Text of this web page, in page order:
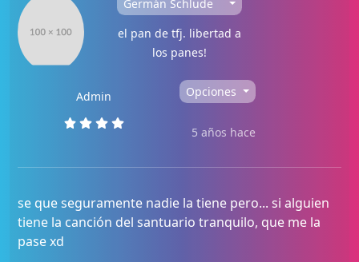
Germán Schlude
el pan de tfj. libertad a
los panes!
Admin Opciones
5 años hace
se que seguramente nadie la tiene pero... si alguien
tiene la canción del santuario tranquilo, que me la
pase xd